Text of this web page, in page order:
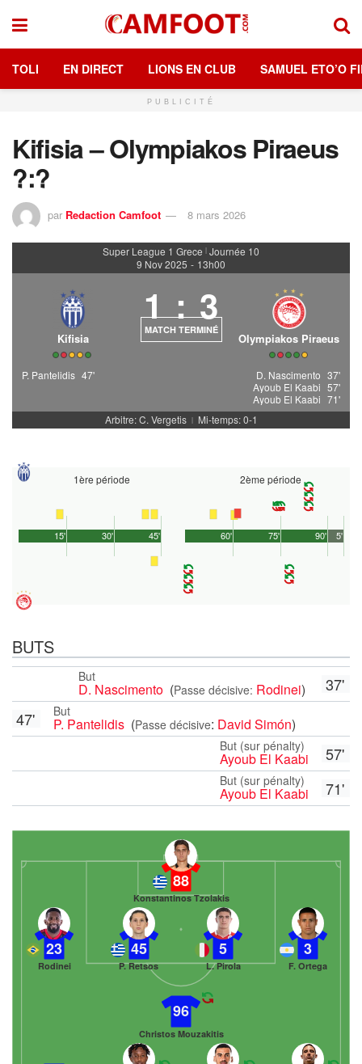
TOLI EN DIRECT LIONS EN CLUB SAMUEL ETO’O
PUBLICITÉ
Kifisia – Olympiakos Piraeus
?:?
par Redaction Camfoot 8 mars 2026
Super League 1 Grece | Journée 10
9 Nov 2025 - 13h00
Kifisia
1 : 3
MATCH TERMINÉ
Olympiakos Piraeus
P. Pantelidis 47' D. Nascimento 37'
Ayoub El Kaabi 57'
Ayoub El Kaabi 71'
Arbitre: C. Vergetis | Mi-temps: 0-1
1ère période
45'
15' 30'
2ème période
90'
60' 75' 5'
BUTS
37'
But
D. Nascimento (Passe décisive: Rodinei)
But
P. Pantelidis (Passe décisive: David Simón)
47'
57'
But (sur pénalty)
Ayoub El Kaabi
71'
But (sur pénalty)
Ayoub El Kaabi
88
Konstantinos Tzolakis
3
F. Ortega
5
L. Pirola
45
P. Retsos
23
Rodinei
96
Christos Mouzakitis